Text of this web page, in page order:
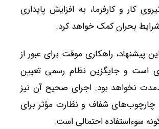
کار و کارفرما، به افزایش پایداری
بحران کمک خواهد کرد.
پیشنهاد، راهکاری موقت برای عبور از
است و جایگزین نظام رسمی تعیین
نخواهد بود. اجرای صحیح آن نیز
چارچوب‌های شفاف و نظارت مؤثر برای
سوءاستفاده احتمالی است.